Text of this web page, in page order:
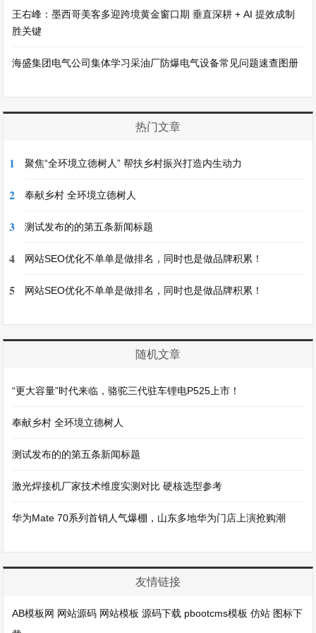
王右峰：墨西哥美客多迎跨境黄金窗口期 垂直深耕 + AI 提效成制
胜关键
海盛集团电气公司集体学习采油厂防爆电气设备常见问题速查图册
热门文章
1 聚焦“全环境立德树人” 帮扶乡村振兴打造内生动力
2 奉献乡村 全环境立德树人
3 测试发布的的第五条新闻标题
4 网站SEO优化不单单是做排名，同时也是做品牌积累！
5 网站SEO优化不单单是做排名，同时也是做品牌积累！
随机文章
“更大容量”时代来临，骆驼三代驻车锂电P525上市！
奉献乡村 全环境立德树人
测试发布的的第五条新闻标题
激光焊接机厂家技术维度实测对比 硬核选型参考
华为Mate 70系列首销人气爆棚，山东多地华为门店上演抢购潮
友情链接
AB模板网 网站源码 网站模板 源码下载 pbootcms模板 仿站 图标下